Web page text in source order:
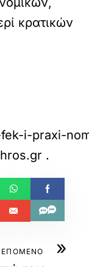
κρατικών
i-praxi-
.
»
ΕΠΟΜΕΝΟ